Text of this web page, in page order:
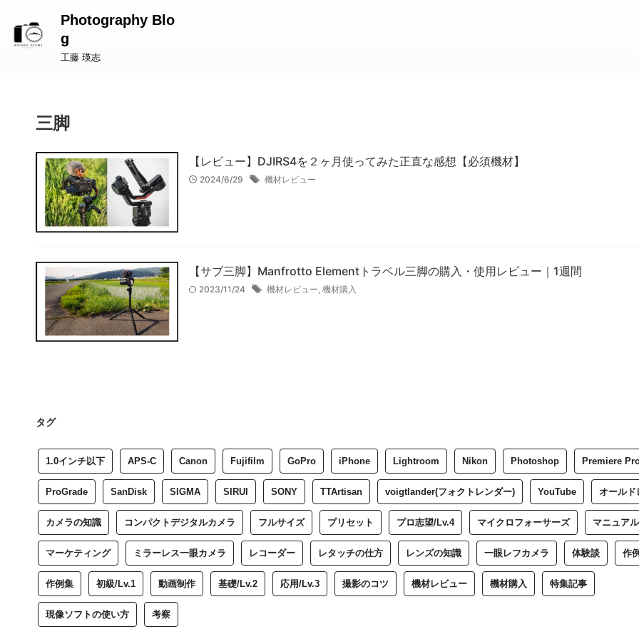
Photography Blo
g
工藤 瑛志
三脚
【レビュー】DJIRS4を２ヶ月使ってみた正直な感想【必須機材】
2024/6/29 機材レビュー
【サブ三脚】Manfrotto Elementトラベル三脚の購入・使用レビュー｜1週間
2023/11/24 機材レビュー 機材購入
タグ
1.0インチ以下 APS-C Canon Fujifilm GoPro iPhone Lightroom Nikon Photoshop Premiere
ProGrade SanDisk SIGMA SIRUI SONY TTArtisan voigtlander(フォクトレンダー) YouTube オールド
カメラの知識 コンパクトデジタルカメラ フルサイズ プリセット プロ志望/Lv.4 マイクロフォーサーズ マニュア
マーケティング ミラーレス一眼カメラ レコーダー レタッチの仕方 レンズの知識 一眼レフカメラ 体験談 作例
作例集 初級/Lv.1 動画制作 基礎/Lv.2 応用/Lv.3 撮影のコツ 機材レビュー 機材購入 特集記事
現像ソフトの使い方 考察